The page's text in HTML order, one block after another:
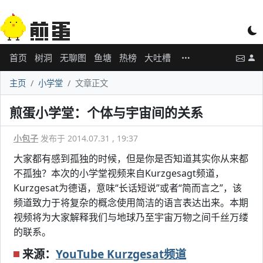
首页 树洞 无聊图 鱼塘 热榜 大吐槽
主页 小学堂 文章正文
煎蛋小学堂：个体与宇宙间的关系
小包子 发布于 2014.07.31 , 19:37
大家都有感到孤独的时候，但是你是否知道其实你从来都
不孤独？本次的小学堂视频来自Kurzgesagt频道，
Kurzgesat为德语，意味“长话短说”或者“简而言之”，该
频道致力于将复杂的概念使用简洁的语言表达出来。本期
视频将为大家解释我们与地球乃至宇宙万物之间千丝万缕
的联系。
来源： YouTube Kurzgesat频道